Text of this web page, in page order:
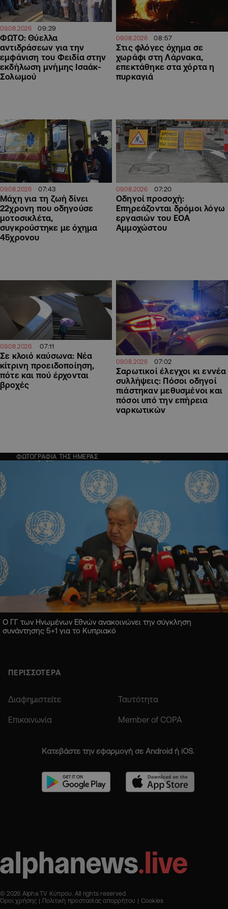
09.08.2026 09:29
ΦΩΤΟ: Θύελλα
αντιδράσεων για την
εμφάνιση του Φειδία στην
εκδήλωση μνήμης Ισαάκ-
Σολωμού
09.08.2026 08:57
Στις φλόγες όχημα σε
χωράφι στη Λάρνακα,
επεκτάθηκε στα χόρτα η
πυρκαγιά
09.08.2026 07:43
Μάχη για τη ζωή δίνει
22χρονη που οδηγούσε
μοτοσικλέτα,
συγκρούστηκε με όχημα
45χρονου
09.08.2026 07:20
Οδηγοί προσοχή:
Επηρεάζονται δρόμοι λόγω
εργασιών του ΕΟΑ
Αμμοχώστου
09.08.2026 07:11
Σε κλοιό καύσωνα: Νέα
κίτρινη προειδοποίηση,
πότε και πού έρχονται
βροχές
09.08.2026 07:02
Σαρωτικοί έλεγχοι κι εννέα
συλλήψεις: Πόσοι οδηγοί
πιάστηκαν μεθυσμένοι και
πόσοι υπό την επήρεια
ναρκωτικών
ΦΩΤΟΓΡΑΦΙΑ ΤΗΣ ΗΜΕΡΑΣ
Ο ΓΓ των Ηνωμένων Εθνών ανακοινώνει την σύγκληση
συνάντησης 5+1 για το Κυπριακό
ΠΕΡΙΣΣΟΤΕΡΑ
Διαφημιστείτε Ταυτότητα
Επικοινωνία Member of COPA
Κατεβάστε την εφαρμογή σε Android ή iOS.
© 2026 Alpha TV Κύπρου. All rights reserved
Όροι χρήσης
Πολιτική προστασίας απορρήτου Cookies